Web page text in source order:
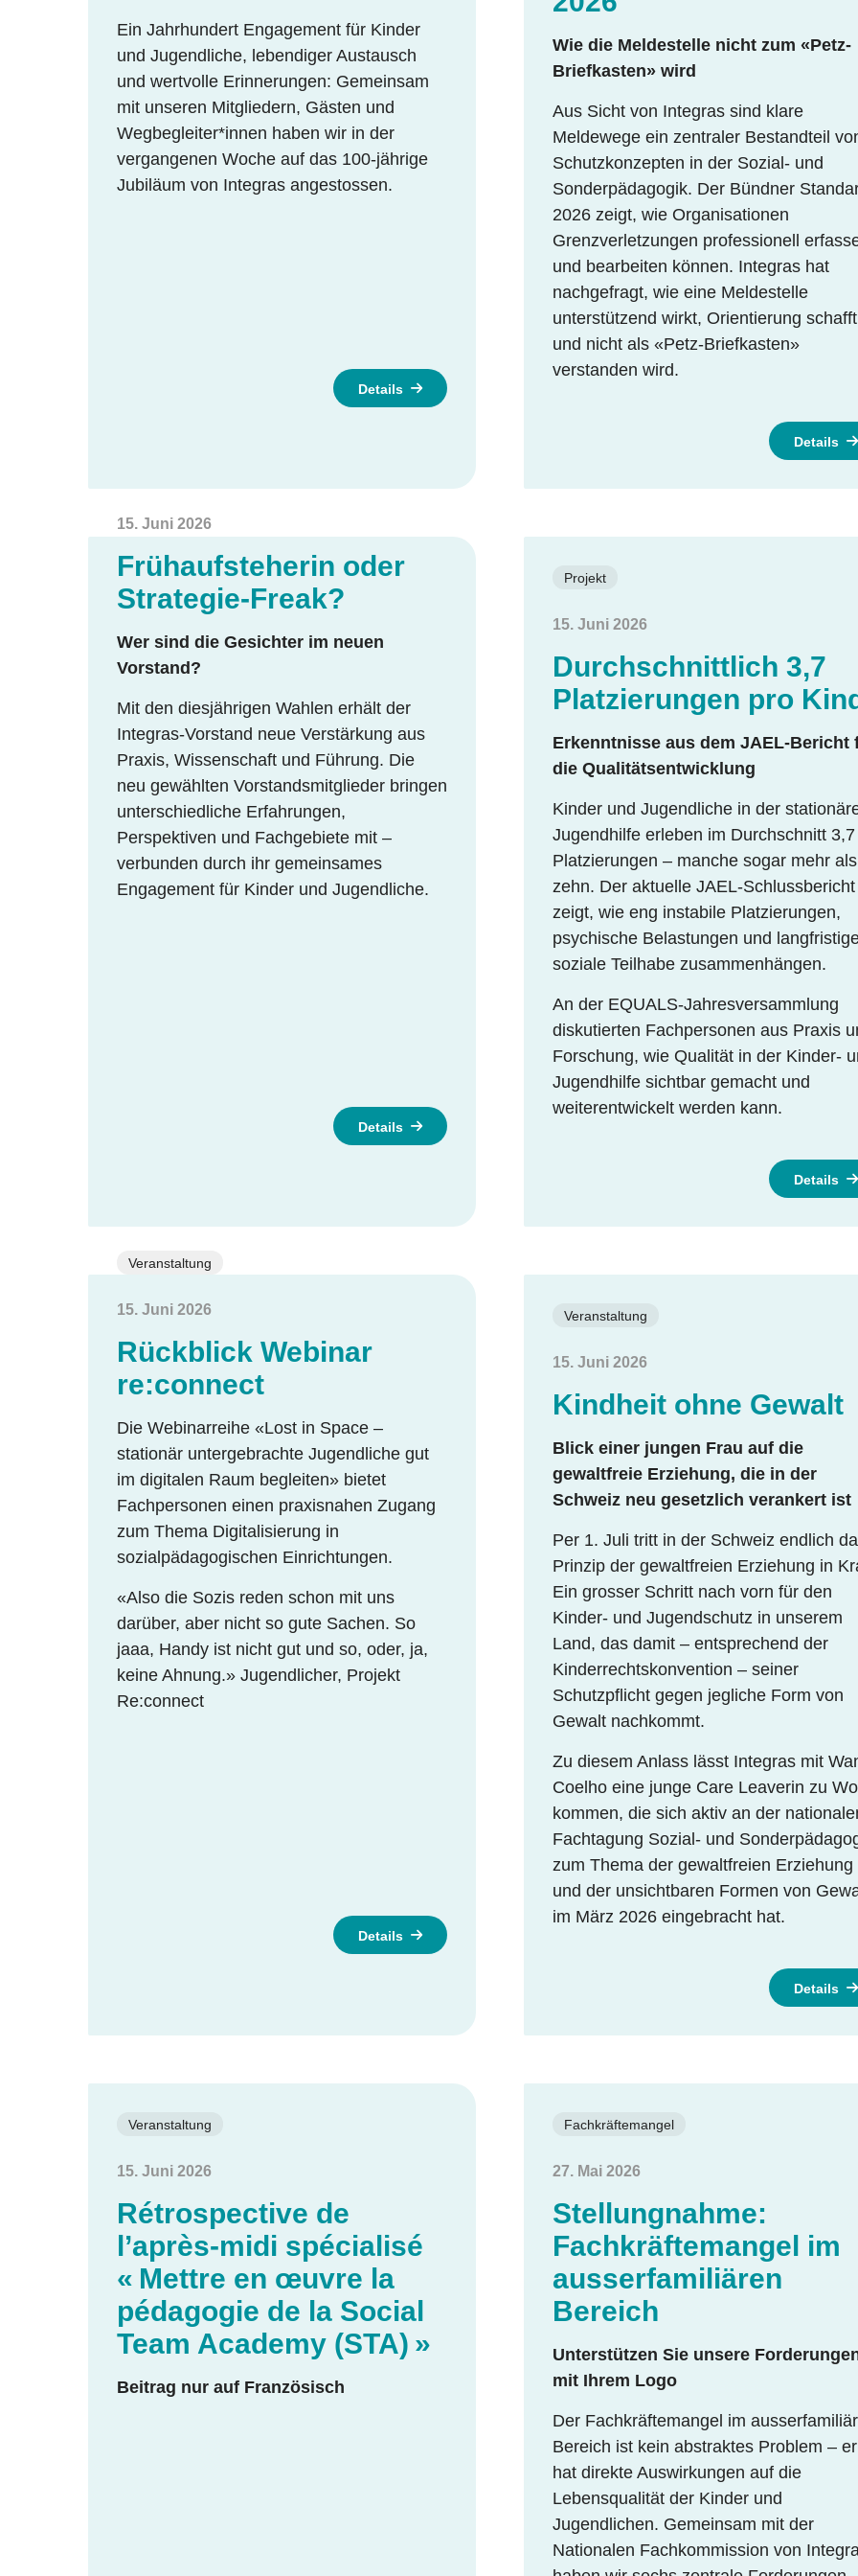
Ein Jahrhundert Engagement für Kinder
und Jugendliche, lebendiger Austausch
und wertvolle Erinnerungen: Gemeinsam
mit unseren Mitgliedern, Gästen und
Wegbegleiter*innen haben wir in der
vergangenen Woche auf das 100-jährige
Jubiläum von Integras angestossen.
Details
Wie die Meldestelle nicht zum «Petz-
Briefkasten» wird
Aus Sicht von Integras sind klare
Meldewege ein zentraler Bestandteil
Schutzkonzepten in der Sozial- und
Sonderpädagogik. Der Bündner
2026 zeigt, wie Organisationen
Grenzverletzungen professionell
und bearbeiten können. Integras hat
nachgefragt, wie eine Meldestelle
unterstützend wirkt, Orientierung schafft
und nicht als «Petz-Briefkasten»
verstanden wird.
Details
15. Juni 2026
Frühaufsteherin oder
Strategie-Freak?
Wer sind die Gesichter im neuen
Vorstand?
Mit den diesjährigen Wahlen erhält der
Integras-Vorstand neue Verstärkung aus
Praxis, Wissenschaft und Führung. Die
neu gewählten Vorstandsmitglieder bringen
unterschiedliche Erfahrungen,
Perspektiven und Fachgebiete mit –
verbunden durch ihr gemeinsames
Engagement für Kinder und Jugendliche.
Details
Projekt
15. Juni 2026
Durchschnittlich 3,7
Platzierungen pro
Erkenntnisse aus dem JAEL-Bericht
die Qualitätsentwicklung
Kinder und Jugendliche in der
Jugendhilfe erleben im Durchschnitt 3,7
Platzierungen – manche sogar mehr als
zehn. Der aktuelle JAEL-Schlussbericht
zeigt, wie eng instabile Platzierungen,
psychische Belastungen und
soziale Teilhabe zusammenhängen.
An der EQUALS-Jahresversammlung
diskutierten Fachpersonen aus Praxis
Forschung, wie Qualität in der Kinder-
Jugendhilfe sichtbar gemacht und
weiterentwickelt werden kann.
Details
Veranstaltung
15. Juni 2026
Rückblick Webinar
re:connect
Die Webinarreihe «Lost in Space –
stationär untergebrachte Jugendliche gut
im digitalen Raum begleiten» bietet
Fachpersonen einen praxisnahen Zugang
zum Thema Digitalisierung in
sozialpädagogischen Einrichtungen.
«Also die Sozis reden schon mit uns
darüber, aber nicht so gute Sachen. So
jaaa, Handy ist nicht gut und so, oder, ja,
keine Ahnung.» Jugendlicher, Projekt
Re:connect
Details
Veranstaltung
15. Juni 2026
Kindheit ohne Gewalt
Blick einer jungen Frau auf die
gewaltfreie Erziehung, die in der
Schweiz neu gesetzlich verankert ist
Per 1. Juli tritt in der Schweiz endlich
Prinzip der gewaltfreien Erziehung in
Ein grosser Schritt nach vorn für den
Kinder- und Jugendschutz in unserem
Land, das damit – entsprechend der
Kinderrechtskonvention – seiner
Schutzpflicht gegen jegliche Form von
Gewalt nachkommt.
Zu diesem Anlass lässt Integras mit
Coelho eine junge Care Leaverin zu
kommen, die sich aktiv an der
Fachtagung Sozial- und
zum Thema der gewaltfreien Erziehung
und der unsichtbaren Formen von
im März 2026 eingebracht hat.
Details
Veranstaltung
15. Juni 2026
Rétrospective de
l’après-midi spécialisé
« Mettre en œuvre la
pédagogie de la Social
Team Academy (STA) »
Beitrag nur auf Französisch
Fachkräftemangel
27. Mai 2026
Stellungnahme:
Fachkräftemangel im
ausserfamiliären
Bereich
Unterstützen Sie unsere
mit Ihrem Logo
Der Fachkräftemangel im
Bereich ist kein abstraktes Problem – er
hat direkte Auswirkungen auf die
Lebensqualität der Kinder und
Jugendlichen. Gemeinsam mit der
Nationalen Fachkommission von